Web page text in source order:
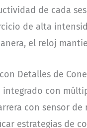
de cada
de alta
el reloj
Detalles de
integrado con
con sensor
estrategias de